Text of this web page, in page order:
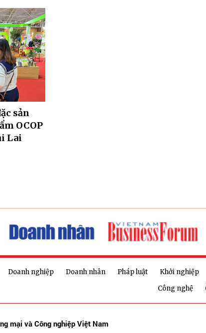
sản
OCOP
Lai
Doanh nghiệp Doanh nhân Pháp luật Khởi nghiệp
Công nghệ
mại và Công nghiệp Việt Nam